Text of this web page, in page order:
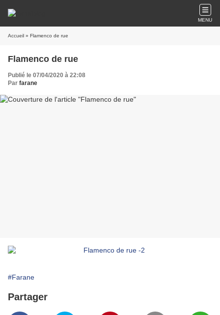
MENU
Accueil » Flamenco de rue
Flamenco de rue
Publié le 07/04/2020 à 22:08
Par farane
#Farane
Partager